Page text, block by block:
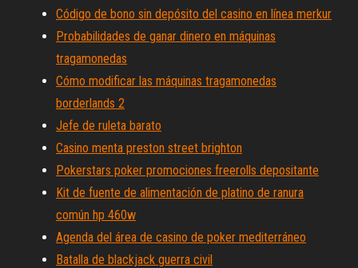
Código de bono sin depósito del casino en línea merkur
Probabilidades de ganar dinero en máquinas
tragamonedas
Cómo modificar las máquinas tragamonedas
borderlands 2
Jefe de ruleta barato
Casino menta preston street brighton
Pokerstars poker promociones freerolls depositante
Kit de fuente de alimentación de platino de ranura
común hp 460w
Agenda del área de casino de poker mediterráneo
Batalla de blackjack guerra civil